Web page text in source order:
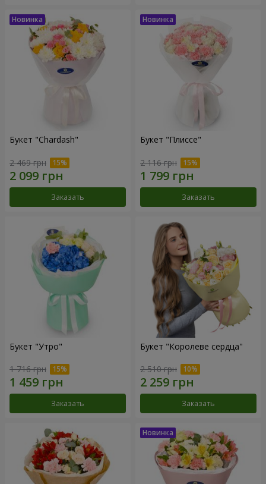
Букет "Chardash"
2 469 грн
Заказать
Букет "Плиссе"
2 116 грн
Заказать
Букет "Утро"
1 716 грн
Заказать
Букет "Королеве сердца"
2 510 грн
Заказать